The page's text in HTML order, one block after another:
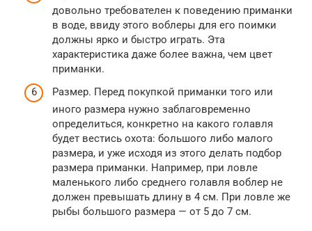
довольно требователен к поведению приманки
в воде, ввиду этого воблеры для его поимки
должны ярко и быстро играть. Эта
характеристика даже более важна, чем цвет
приманки.
Размер. Перед покупкой приманки того или
иного размера нужно заблаговременно
определиться, конкретно на какого голавля
будет вестись охота: большого либо малого
размера, и уже исходя из этого делать подбор
размера приманки. Например, при ловле
маленького либо среднего голавля воблер не
должен превышать длину в 4 см. При ловле же
рыбы большого размера — от 5 до 7 см.